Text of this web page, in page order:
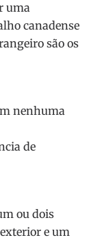
uma
canadense
são os
nenhuma
de
ou dois
e um